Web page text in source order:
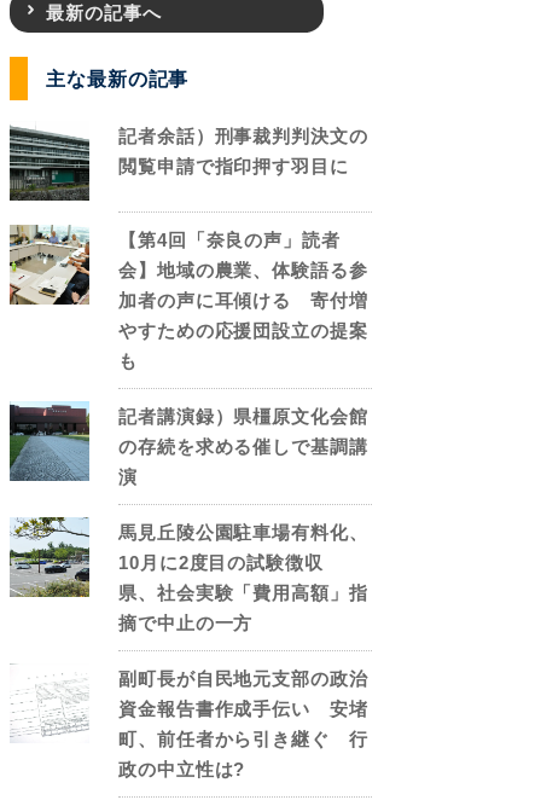
最新の記事へ
主な最新の記事
記者余話）刑事裁判判決文の
閲覧申請で指印押す羽目に
【第4回「奈良の声」読者
会】地域の農業、体験語る参
加者の声に耳傾ける 寄付増
やすための応援団設立の提案
も
記者講演録）県橿原文化会館
の存続を求める催しで基調講
演
馬見丘陵公園駐車場有料化、
10月に2度目の試験徴収
県、社会実験「費用高額」指
摘で中止の一方
副町長が自民地元支部の政治
資金報告書作成手伝い 安堵
町、前任者から引き継ぐ 行
政の中立性は?